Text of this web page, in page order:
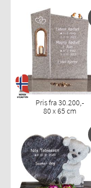
Pris fra 30.200,-
80 x 65 cm